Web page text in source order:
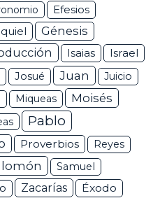
Efesios
Génesis
Isaias Israel
Josué Juan
Juicio
Miqueas Moisés
Pablo
Proverbios Reyes
Samuel
Zacarías Éxodo